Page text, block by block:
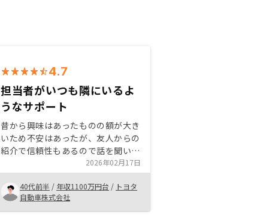
4.7
担当者がいつも隣にいるよ
うなサポート
昔から興味はあったものの額が大き
いため不安はあったが、友人からの
紹介で信頼性もあるので話を聞いて
みた。 担当者は落ち着いたイメー
ジで、不動産投資のメリットはもち
ろんデメリットも教えてくれて安心
できた。 節税効果、投機価値・賃
貸需要、信用活用などから最終的に
2026年02月17日
40代前半 / 年収1100万円台 / トヨタ
自動車株式会社